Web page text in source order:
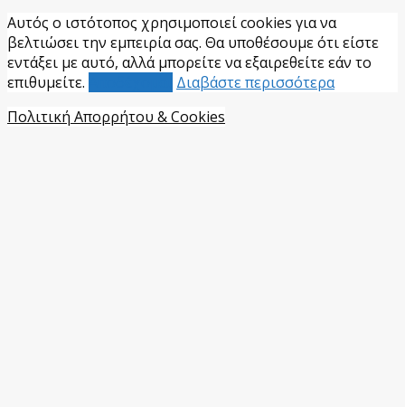
Αυτός ο ιστότοπος χρησιμοποιεί cookies για να
βελτιώσει την εμπειρία σας. Θα υποθέσουμε ότι είστε
εντάξει με αυτό, αλλά μπορείτε να εξαιρεθείτε εάν το
επιθυμείτε.
Διαβάστε περισσότερα
Πολιτική Απορρήτου & Cookies